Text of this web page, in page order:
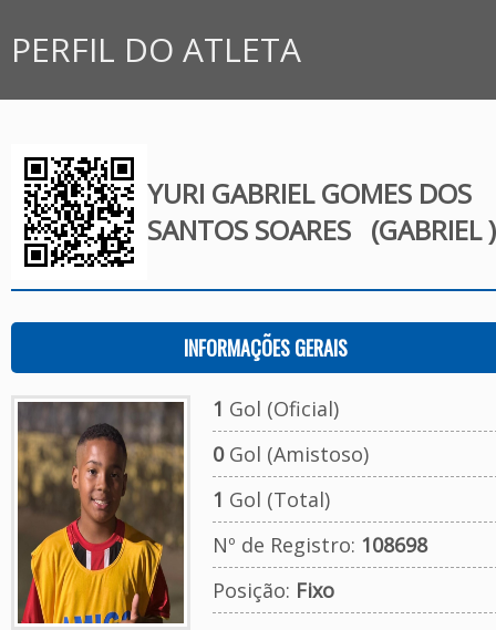
PERFIL DO ATLETA
YURI GABRIEL GOMES DOS
SANTOS SOARES (GABRIEL )
INFORMAÇÕES GERAIS
1 Gol (Oficial)
0Gol (Amistoso)
1 Gol (Total)
Nº de Registro: 108698
Posição: Fixo